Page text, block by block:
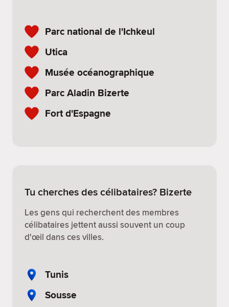
Parc national de l'Ichkeul
Utica
Musée océanographique
Parc Aladin Bizerte
Fort d'Espagne
Tu cherches des célibataires? Bizerte
Les gens qui recherchent des membres
célibataires jettent aussi souvent un coup
d'œil dans ces villes.
Tunis
Sousse